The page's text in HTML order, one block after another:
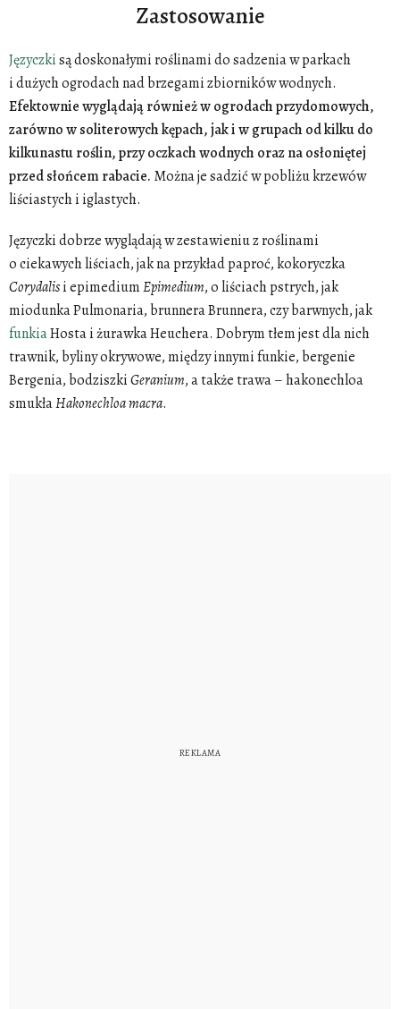
Zastosowanie
Języczkisą doskonałymi roślinami do sadzenia w parkach
i dużych ogrodach nad brzegami zbiorników wodnych.
Efektownie wyglądają również w ogrodach przydomowych,
zarówno w soliterowych kępach, jak i w grupach od kilku do
kilkunastu roślin, przy oczkach wodnych oraz na osłoniętej
przed słońcem rabacie. Można je sadzić w pobliżu krzewów
liściastych i iglastych.
Języczki dobrze wyglądają w zestawieniu z roślinami
o ciekawych liściach, jak na przykład paproć, kokoryczka
Corydalisi epimediumEpimedium, o liściach pstrych, jak
miodunka Pulmonaria, brunnera Brunnera, czy barwnych, jak
funkiaHosta i żurawka Heuchera. Dobrym tłem jest dla nich
trawnik, byliny okrywowe, między innymi funkie, bergenie
Bergenia, bodziszkiGeranium, a także trawa – hakonechloa
smukłaHakonechloamacra.